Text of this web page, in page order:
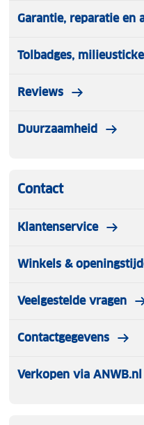
Garantie, reparatie en
Tolbadges,
Reviews
Duurzaamheid
Contact
Klantenservice
Winkels &
Veelgestelde vragen
Contactgegevens
Verkopen via ANWB.nl